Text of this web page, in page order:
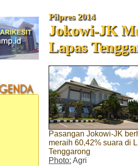
Pilpres 2014
Jokowi-JK
Lapas
Pasangan Jokowi-JK
meraih 60,42% suara di
Tenggarong
Photo: Agri